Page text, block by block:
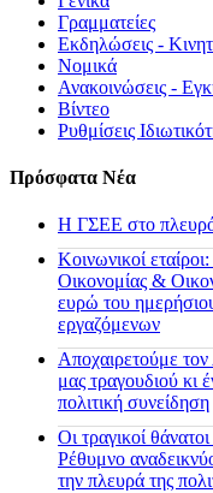
Γραμματείες
Εκδηλώσεις -
Νομικά
Ανακοινώσεις -
Βίντεο
Ρυθμίσεις
Πρόσφατα Νέα
H ΓΣΕΕ στο
Κοινωνικοί
Οικονομίας &
ευρώ του
εργαζόμενων
Αποχαιρετούμε
μας τραγουδιού κι
πολιτική συνείδηση
Οι τραγικοί
Ρέθυμνο
την πλευρά της